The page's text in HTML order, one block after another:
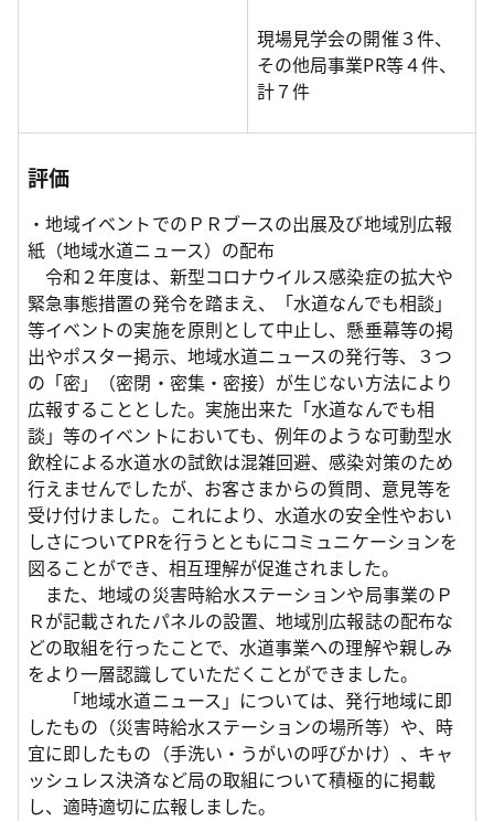
現場見学会の開催３件、
その他局事業PR等４件、
計７件
評価
・地域イベントでのＰＲブースの出展及び地域別広報
紙（地域水道ニュース）の配布
令和２年度は、新型コロナウイルス感染症の拡大や
緊急事態措置の発令を踏まえ、「水道なんでも相談」
等イベントの実施を原則として中止し、懸垂幕等の掲
出やポスター掲示、地域水道ニュースの発行等、３つ
の「密」（密閉・密集・密接）が生じない方法により
広報することとした。実施出来た「水道なんでも相
談」等のイベントにおいても、例年のような可動型水
飲栓による水道水の試飲は混雑回避、感染対策のため
行えませんでしたが、お客さまからの質問、意見等を
受け付けました。これにより、水道水の安全性やおい
しさについてPRを行うとともにコミュニケーションを
図ることができ、相互理解が促進されました。
また、地域の災害時給水ステーションや局事業のＰ
Ｒが記載されたパネルの設置、地域別広報誌の配布な
どの取組を行ったことで、水道事業への理解や親しみ
をより一層認識していただくことができました。
「地域水道ニュース」については、発行地域に即
したもの（災害時給水ステーションの場所等）や、時
宜に即したもの（手洗い・うがいの呼びかけ）、キャ
ッシュレス決済など局の取組について積極的に掲載
し、適時適切に広報しました。